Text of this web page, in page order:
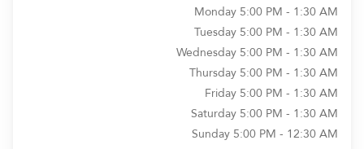
Monday5:00 PM - 1:30 AM
Tuesday5:00 PM - 1:30 AM
Wednesday5:00 PM - 1:30 AM
Thursday5:00 PM - 1:30 AM
Friday5:00 PM - 1:30 AM
Saturday5:00 PM - 1:30 AM
Sunday5:00 PM - 12:30 AM